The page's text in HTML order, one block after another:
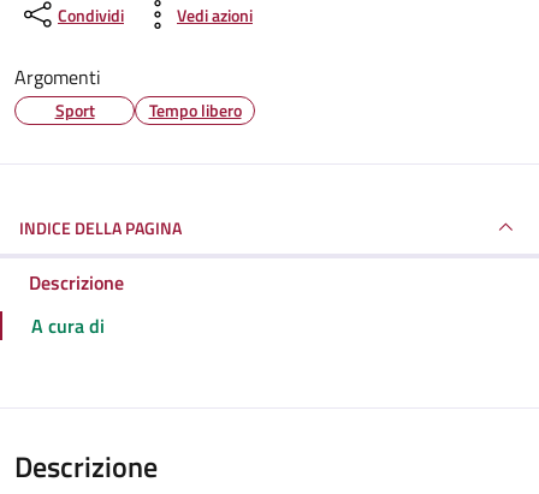
Condividi Vedi azioni
Argomenti
Sport Tempo libero
INDICE DELLA PAGINA
Descrizione
A cura di
Descrizione